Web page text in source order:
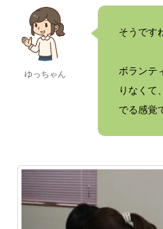
ゆっちゃん
そうです
ボランテ
りなくて
でる感覚